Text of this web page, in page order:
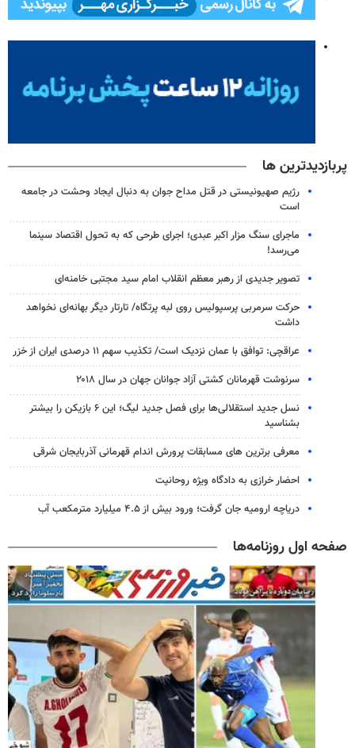
پربازدیدترین ها
رژیم صهیونیستی در قتل مداح جوان به دنبال ایجاد وحشت در جامعه
است
ماجرای سنگ مزار اکبر عبدی؛ اجرای طرحی که به تحول اقتصاد سینما
می‌رسد!
تصویر جدیدی از رهبر معظم انقلاب امام سید مجتبی خامنه‌ای
حرکت سرمربی پرسپولیس روی لبه پرتگاه/ تارتار دیگر بهانه‌ای نخواهد
داشت
عراقچی: توافق با عمان نزدیک است/ تکذیب سهم ۱۱ درصدی ایران از خزر
سرنوشت قهرمانان کشتی آزاد جوانان جهان در سال ۲۰۱۸
نسل جدید استقلالی‌ها برای فصل جدید لیگ؛ این ۶ بازیکن را بیشتر
بشناسید
معرفی برترین های مسابقات پرورش اندام قهرمانی آذربایجان شرقی
احضار خرازی به دادگاه ویژه روحانیت
دریاچه ارومیه جان گرفت؛ ورود بیش از ۴.۵ میلیارد مترمکعب آب
صفحه اول روزنامه‌ها